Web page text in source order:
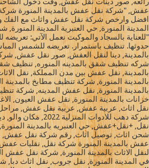
عفش, "شركة نقل عفش بالمدينة المنورة شركة
افضل وارخص شركة نقل عفش واثاث مع الفك
المدينة المنورة, حي العنبرية المدينة المنورة,
"للعناية بالسجاد والموكيت نعمل الآتي: تعريضه
حدوثها. تنظيف باستمرار. تعريضه للشمس
بالمدينة, دينا لنقل العفش, صور نقل عفش,
شركه تنظيف شقق بالمدينه المنوره, تنظيف
بالمدينة, نقل عفش بين مدن المملكة, نقل
بالمدينة المنورة, شركة تنظيف مطابخ
بالمدينة المنورة, نقل عفش المدينه, شركة
خزانات بالمدينة المنورة, نقل عفش العيون,
نقل اثاث, عربية عفش, عربية نقل عفش,
شركة دهب للادوات
نقل, +نقل+عفش, حي العنبريه بالمدينة
شحن اثاث, توصيل اثاث, رقم شركة نقل
عفش بالمدينة المنورة شركة نقل, نقليات
لنقل الاثاث بالمدينة المنورة, شركة نقل عفش
في المدينة المنورة, نقل جروب, نقل اثاث دبا,